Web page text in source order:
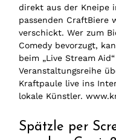
direkt aus der Kneipe
passenden CraftBiere
verschickt. Wer zum
Comedy bevorzugt,
beim „Live Stream
Veranstaltungsreihe
Kraftpaule live ins
lokale Künstler.
Spätzle per